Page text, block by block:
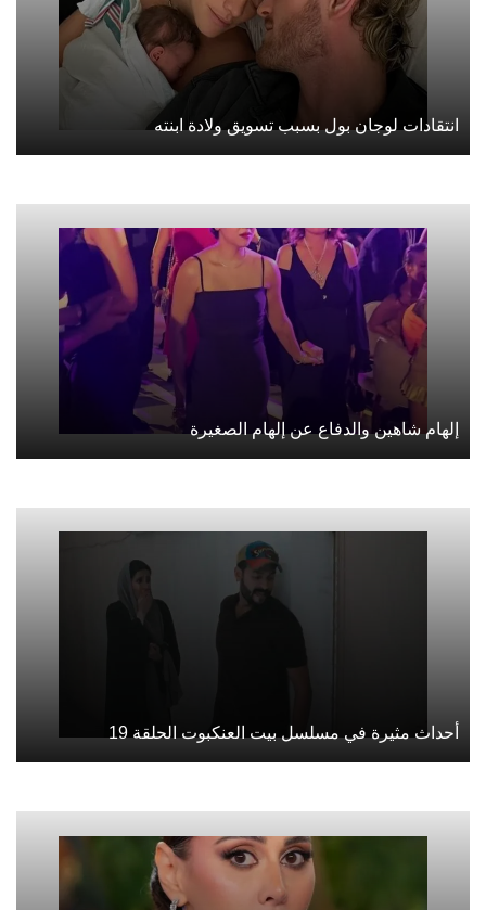
انتقادات لوجان بول بسبب تسويق ولادة ابنته
إلهام شاهين والدفاع عن إلهام الصغيرة
أحداث مثيرة في مسلسل بيت العنكبوت الحلقة 19